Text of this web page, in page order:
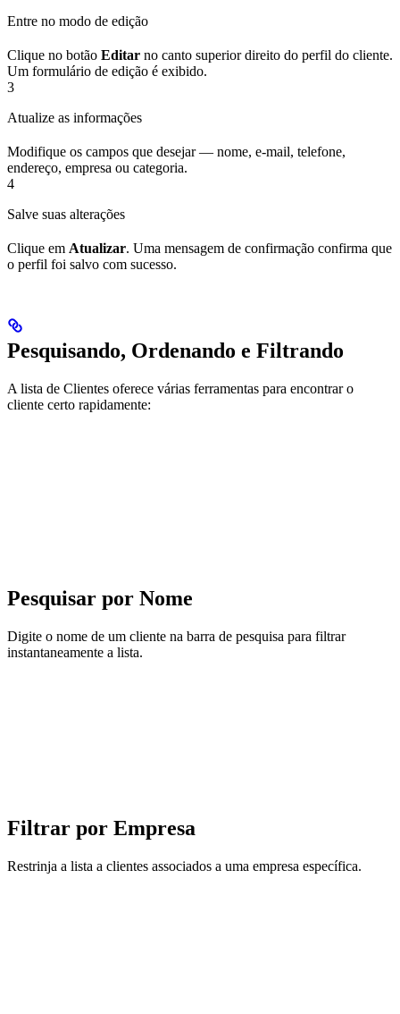
Entre no modo de edição
Clique no botão Editar no canto superior direito do perfil do cliente.
Um formulário de edição é exibido.
3
Atualize as informações
Modifique os campos que desejar — nome, e-mail, telefone,
endereço, empresa ou categoria.
4
Salve suas alterações
Clique em Atualizar. Uma mensagem de confirmação confirma que
o perfil foi salvo com sucesso.
Pesquisando, Ordenando e Filtrando
A lista de Clientes oferece várias ferramentas para encontrar o
cliente certo rapidamente:
Pesquisar por Nome
Digite o nome de um cliente na barra de pesquisa para filtrar
instantaneamente a lista.
Filtrar por Empresa
Restrinja a lista a clientes associados a uma empresa específica.